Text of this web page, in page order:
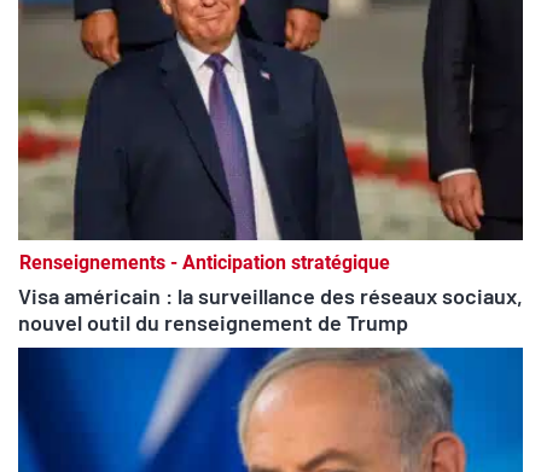
Renseignements - Anticipation stratégique
Visa américain : la surveillance des réseaux sociaux,
nouvel outil du renseignement de Trump